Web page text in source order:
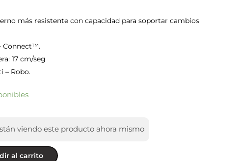
más resistente con capacidad para soportar cambios
Connect™.
17 cm/seg
– Robo.
viendo este producto ahora mismo
al carrito